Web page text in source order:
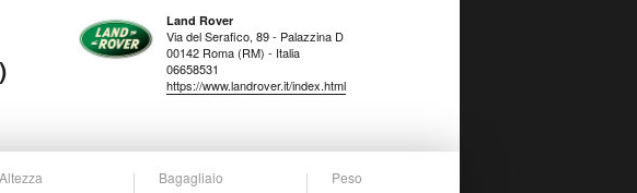
Land Rover
Via del Serafico, 89 - Palazzina D
00142 Roma (RM) - Italia
06658531
https://www.landrover.it/index.html
Altezza Bagagliaio Peso